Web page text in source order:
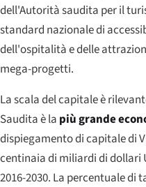
dell'Autorità saudita per il
standard nazionale di
dell'ospitalità e delle
mega-progetti.
La scala del capitale è
Saudita è la più grande
dispiegamento di capitale di
centinaia di miliardi di dollari
2016-2030. La percentuale di